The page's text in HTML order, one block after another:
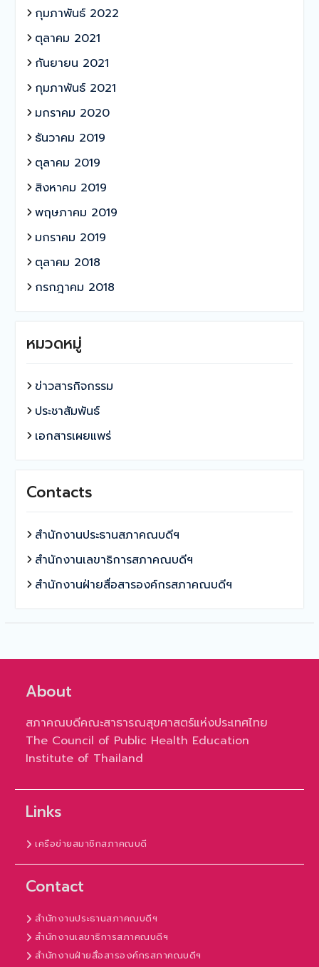
กุมภาพันธ์ 2022
ตุลาคม 2021
กันยายน 2021
กุมภาพันธ์ 2021
มกราคม 2020
ธันวาคม 2019
ตุลาคม 2019
สิงหาคม 2019
พฤษภาคม 2019
มกราคม 2019
ตุลาคม 2018
กรกฎาคม 2018
หมวดหมู่
ข่าวสารกิจกรรม
ประชาสัมพันธ์
เอกสารเผยแพร่
Contacts
สำนักงานประธานสภาคณบดีฯ
สำนักงานเลขาธิการสภาคณบดีฯ
สำนักงานฝ่ายสื่อสารองค์กรสภาคณบดีฯ
About
สภาคณบดีคณะสาธารณสุขศาสตร์แห่งประเทศไทย
The Council of Public Health Education
Institute of Thailand
Links
เครือข่ายสมาชิกสภาคณบดี
Contact
สำนักงานประธานสภาคณบดีฯ
สำนักงานเลขาธิการสภาคณบดีฯ
สำนักงานฝ่ายสื่อสารองค์กรสภาคณบดีฯ